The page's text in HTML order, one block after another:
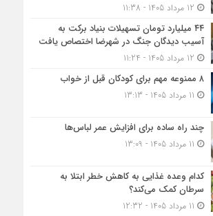
۴۴ میلیارد تومان تسهیلات بنیاد برکت به
آسیب دیدگان جنگ در شهرضا اختصاص یافت
۸ ممنوعه مهم برای کودکان قبل از خواب
چند راه ساده برای افزایش عمر لباس‌ها
کدام وعده غذایی به کاهش خطر ابتلا به
سرطان کمک می‌کند؟